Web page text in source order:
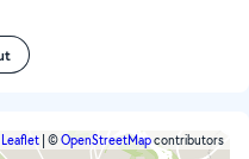
Leaflet ©OpenStreetMapcontributors